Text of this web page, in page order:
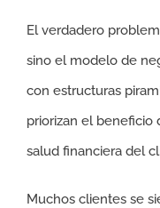
El verdadero
sino el modelo de
con estructuras
priorizan el beneficio
salud financiera del
Muchos clientes se